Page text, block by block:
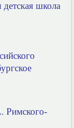
школа
Римского-